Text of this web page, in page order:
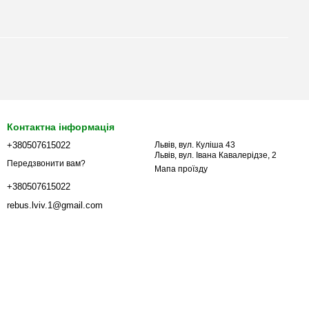
Контактна інформація
+380507615022
Передзвонити вам?
+380507615022
rebus.lviv.1@gmail.com
Львів, вул. Куліша 43
Львів, вул. Івана Кавалерідзе, 2
Мапа проїзду